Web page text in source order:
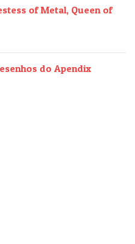
of Metal, Queen of
do Apendix